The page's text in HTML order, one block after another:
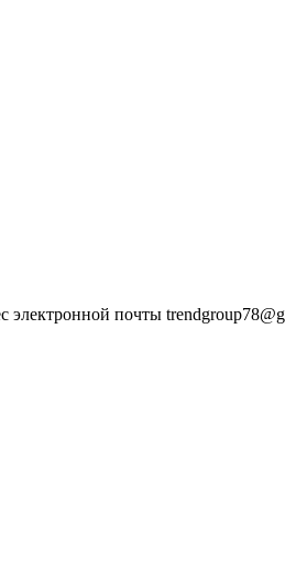
почты